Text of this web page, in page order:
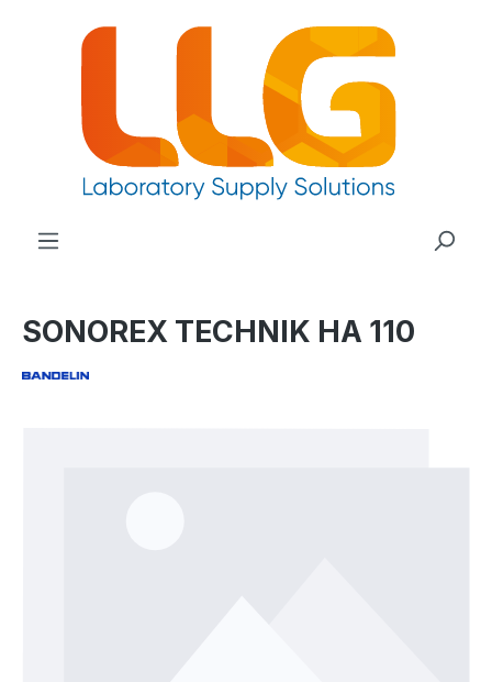
principale
SONOREX TECHNIK HA 110